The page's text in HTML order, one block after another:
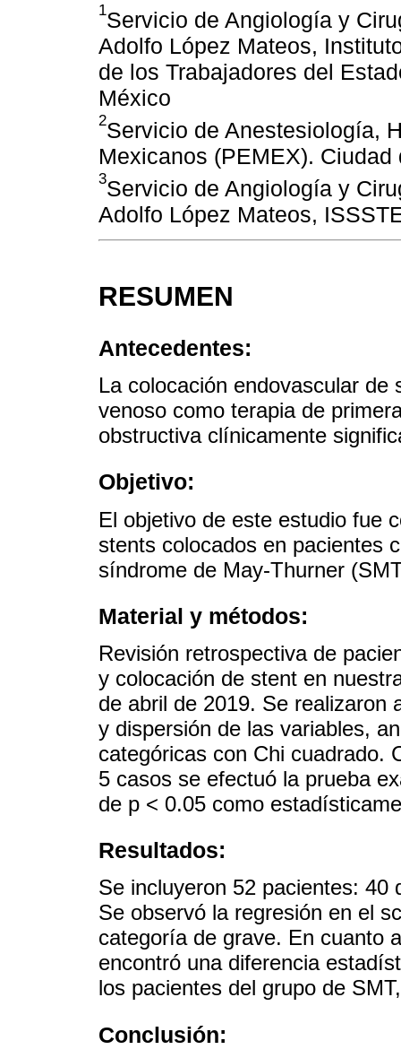
1Servicio de Angiología y
Adolfo López Mateos,
de los Trabajadores del
México
2Servicio de Anestesiología,
Mexicanos (PEMEX).
3Servicio de Angiología y
Adolfo López Mateos,
RESUMEN
Antecedentes:
La colocación endovascular
venoso como terapia de
obstructiva clínicamente
Objetivo:
El objetivo de este estudio fue
stents colocados en pacientes
síndrome de May-Thurner
Material y métodos:
Revisión retrospectiva de
y colocación de stent en
de abril de 2019. Se realizaron
y dispersión de las variables,
categóricas con Chi cuadrado.
5 casos se efectuó la prueba
de p < 0.05 como
Resultados:
Se incluyeron 52 pacientes: 40
Se observó la regresión en el
categoría de grave. En cuanto
encontró una diferencia
los pacientes del grupo de
Conclusión: